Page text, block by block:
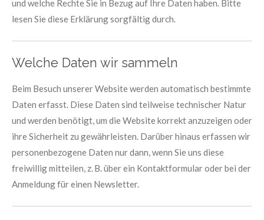
und welche Rechte Sie in Bezug auf Ihre Daten haben. Bitte
lesen Sie diese Erklärung sorgfältig durch.
Welche Daten wir sammeln
Beim Besuch unserer Website werden automatisch bestimmte
Daten erfasst. Diese Daten sind teilweise technischer Natur
und werden benötigt, um die Website korrekt anzuzeigen oder
ihre Sicherheit zu gewährleisten. Darüber hinaus erfassen wir
personenbezogene Daten nur dann, wenn Sie uns diese
freiwillig mitteilen, z. B. über ein Kontaktformular oder bei der
Anmeldung für einen Newsletter.